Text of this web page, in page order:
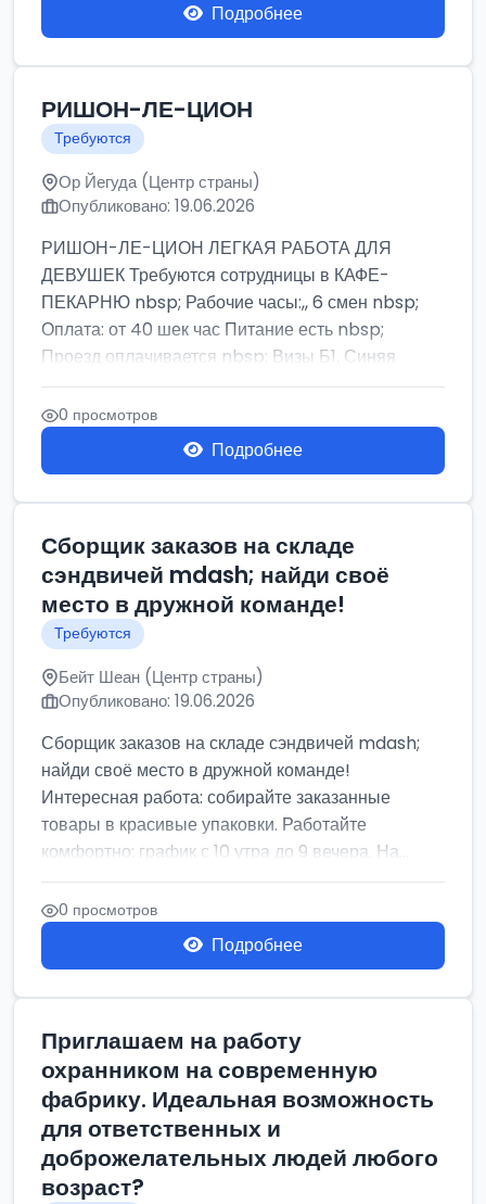
Подробнее
РИШОН-ЛЕ-ЦИОН
Требуются
Ор Йегуда (Центр страны)
Опубликовано: 19.06.2026
РИШОН-ЛЕ-ЦИОН ЛЕГКАЯ РАБОТА ДЛЯ
ДЕВУШЕК Требуются сотрудницы в КАФЕ-
ПЕКАРНЮ nbsp; Рабочие часы:,, 6 смен nbsp;
Оплата: от 40 шек час Питание есть nbsp;
Проезд оплачивается nbsp; Визы Б1, Синяя
бумага,...
0 просмотров
Подробнее
Сборщик заказов на складе
сэндвичей mdash; найди своё
место в дружной команде!
Требуются
Бейт Шеан (Центр страны)
Опубликовано: 19.06.2026
Сборщик заказов на складе сэндвичей mdash;
найди своё место в дружной команде!
Интересная работа: собирайте заказанные
товары в красивые упаковки. Работайте
комфортно: график с 10 утра до 9 вечера. На...
0 просмотров
Подробнее
Приглашаем на работу
охранником на современную
фабрику. Идеальная возможность
для ответственных и
доброжелательных людей любого
возраст?